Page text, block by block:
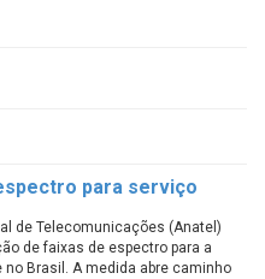
para serviço
de Telecomunicações (Anatel)
de faixas de espectro para a
Brasil. A medida abre caminho